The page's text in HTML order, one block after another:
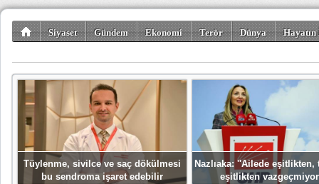
Siyaset Gündem Ekonomi Terör Dünya
Tüylenme, sivilce ve saç dökülmesi
bu sendroma işaret edebilir
Nazlıaka: ''Ailede eşitlikten,
eşitlikten